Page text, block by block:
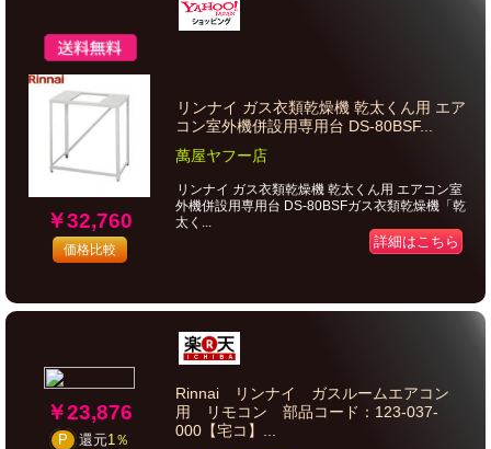
￥32,760
価格比較
リンナイ ガス衣類乾燥機 乾太くん用 エア
コン室外機併設用専用台 DS-80BSF...
萬屋ヤフー店
リンナイ ガス衣類乾燥機 乾太くん用 エアコン室
外機併設用専用台 DS-80BSFガス衣類乾燥機「乾
太く...
詳細はこちら
￥23,876
P 還元1％
Rinnai リンナイ ガスルームエアコン
用 リモコン 部品コード：123-037-
000【宅コ】...